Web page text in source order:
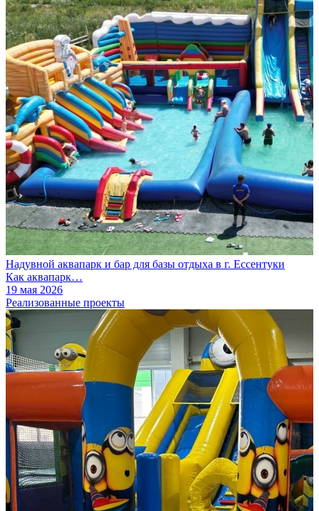
Надувной аквапарк и бар для базы отдыха в г. Ессентуки
Как аквапарк…
19 мая 2026
Реализованные проекты